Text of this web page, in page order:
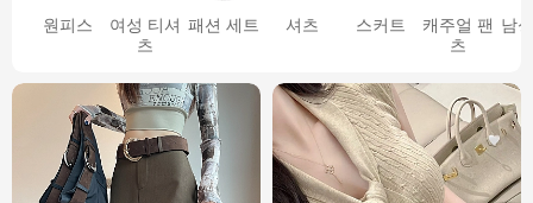
원피스
여성 티셔
츠
패션 세트 셔츠 스커트
캐주얼 팬
츠
남